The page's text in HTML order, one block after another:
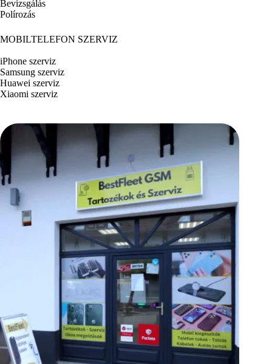
Bevizsgálás
Polírozás
MOBILTELEFON SZERVIZ
iPhone szerviz
Samsung szerviz
Huawei szerviz
Xiaomi szerviz